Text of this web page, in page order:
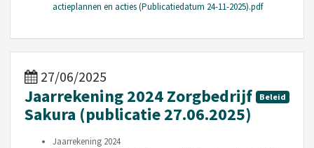
actieplannen en acties (Publicatiedatum 24-11-2025).pdf
27/06/2025
Beleid
Jaarrekening 2024 Zorgbedrijf
Sakura (publicatie 27.06.2025)
Jaarrekening 2024